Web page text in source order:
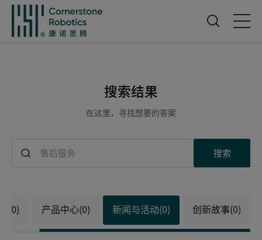
创新中心
服务支持
搜索结果
在这里，寻找想要的答案
搜索
(0) 产品中心(0) 新闻与活动(0) 创新故事(0)